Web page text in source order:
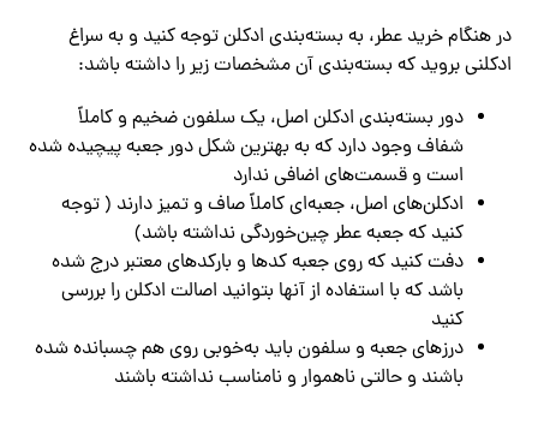
در هنگام خرید عطر، به بسته‌بندی ادکلن توجه کنید و به سراغ
ادکلنی بروید که بسته‌بندی آن مشخصات زیر را داشته باشد:
دور بسته‌بندی ادکلن اصل، یک سلفون ضخیم و کاملاً
شفاف وجود دارد که به بهترین شکل دور جعبه پیچیده شده
است و قسمت‌های اضافی ندارد
ادکلن‌های اصل، جعبه‌ای کاملاً صاف و تمیز دارند ( توجه
کنید که جعبه عطر چین‌خوردگی نداشته باشد)
دفت کنید که روی جعبه کدها و بارکدهای معتبر درج شده
باشد که با استفاده از آنها بتوانید اصالت ادکلن را بررسی
کنید
درزهای جعبه و سلفون باید به‌خوبی روی‌ هم چسبانده شده
باشند و حالتی ناهموار و نامناسب نداشته باشند